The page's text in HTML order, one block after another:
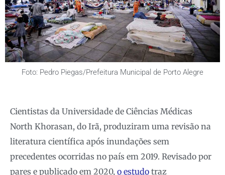
Foto: Pedro Piegas/Prefeitura Municipal de Porto Alegre
Cientistas da Universidade de Ciências Médicas
North Khorasan, do Irã, produziram uma revisão na
literatura científica após inundações sem
precedentes ocorridas no país em 2019. Revisado por
pares e publicado em 2020, o estudo traz